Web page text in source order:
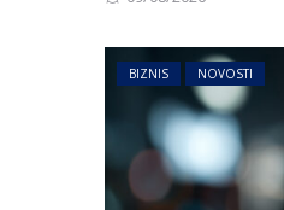
BIZNIS NOVOSTI